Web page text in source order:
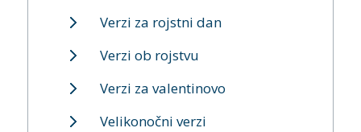
Verzi za rojstni dan
Verzi ob rojstvu
Verzi za valentinovo
Velikonočni verzi